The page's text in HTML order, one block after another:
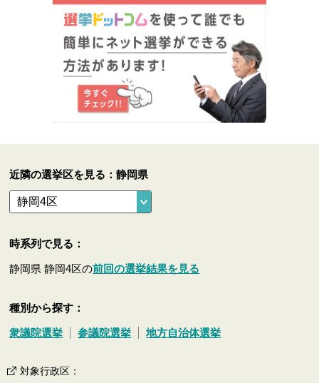
近隣の選挙区を見る：静岡県
時系列で見る：
静岡県 静岡4区の前回の選挙結果を見る
種別から探す：
衆議院選挙 参議院選挙 地方自治体選挙
対象行政区 ：